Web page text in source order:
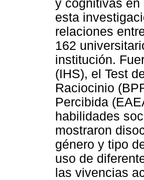
y cognitivas
esta
relaciones
162
institución.
(IHS), el Test
Raciocinio
Percibida
habilidades
mostraron
género y tipo
uso de
las vivencias